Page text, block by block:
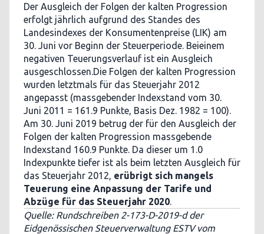
Der Ausgleich der Folgen der kalten Progression
erfolgt jährlich aufgrund des Standes des
Landesindexes der Konsumentenpreise (LIK) am
30. Juni vor Beginn der Steuerperiode. Beieinem
negativen Teuerungsverlauf ist ein Ausgleich
ausgeschlossen.Die Folgen der kalten Progression
wurden letztmals für das Steuerjahr 2012
angepasst (massgebender Indexstand vom 30.
Juni 2011 = 161.9 Punkte, Basis Dez. 1982 = 100).
Am 30. Juni 2019 betrug der für den Ausgleich der
Folgen der kalten Progression massgebende
Indexstand 160.9 Punkte. Da dieser um 1.0
Indexpunkte tiefer ist als beim letzten Ausgleich für
das Steuerjahr 2012, erübrigt sich mangels
Teuerung eine Anpassung der Tarife und
Abzüge für das Steuerjahr 2020.
Quelle: Rundschreiben 2-173-D-2019-d der
Eidgenössischen Steuerverwaltung ESTV vom